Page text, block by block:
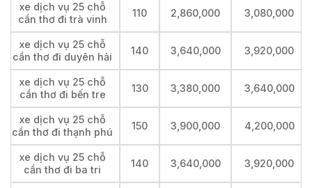
xe dịch vụ 25 chỗ
cần thơ đi trà vinh
110 2,860,000 3,080,000
xe dịch vụ 25 chỗ
cần thơ đi duyên hải
140 3,640,000 3,920,000
xe dịch vụ 25 chỗ
cần thơ đi bến tre
130 3,380,000 3,640,000
xe dịch vụ 25 chỗ
cần thơ đi thạnh phú
150 3,900,000 4,200,000
xe dịch vụ 25 chỗ
cần thơ đi ba tri
140 3,640,000 3,920,000